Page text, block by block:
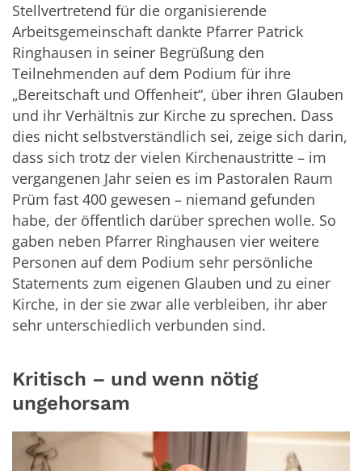
Stellvertretend für die organisierende
Arbeitsgemeinschaft dankte Pfarrer Patrick
Ringhausen in seiner Begrüßung den
Teilnehmenden auf dem Podium für ihre
„Bereitschaft und Offenheit“, über ihren Glauben
und ihr Verhältnis zur Kirche zu sprechen. Dass
dies nicht selbstverständlich sei, zeige sich darin,
dass sich trotz der vielen Kirchenaustritte – im
vergangenen Jahr seien es im Pastoralen Raum
Prüm fast 400 gewesen – niemand gefunden
habe, der öffentlich darüber sprechen wolle. So
gaben neben Pfarrer Ringhausen vier weitere
Personen auf dem Podium sehr persönliche
Statements zum eigenen Glauben und zu einer
Kirche, in der sie zwar alle verbleiben, ihr aber
sehr unterschiedlich verbunden sind.
Kritisch – und wenn nötig
ungehorsam